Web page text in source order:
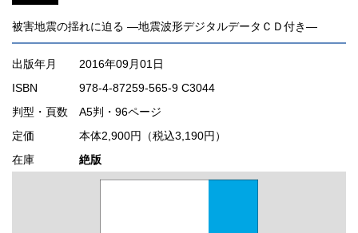
被害地震の揺れに迫る ―地震波形デジタルデータＣＤ付き―
出版年月
2016年09月01日
ISBN
978-4-87259-565-9 C3044
判型・頁数 A5判・96ページ
定価
本体2,900円（税込3,190円）
在庫
絶版